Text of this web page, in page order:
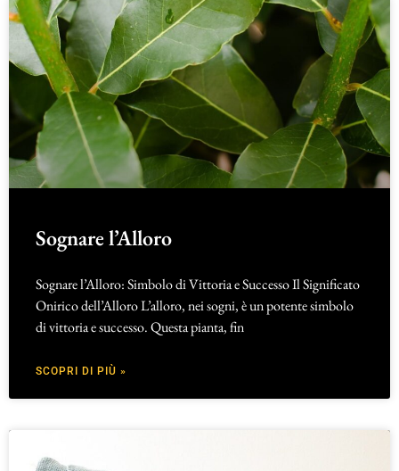
Sognare l’Alloro
Sognare l’Alloro: Simbolo di Vittoria e Successo Il Significato
Onirico dell’Alloro L’alloro, nei sogni, è un potente simbolo
di vittoria e successo. Questa pianta, fin
SCOPRI DI PIÙ »